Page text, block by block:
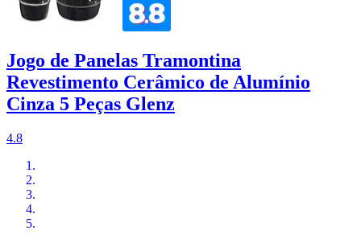
Jogo de Panelas Tramontina
Revestimento Cerâmico de Alumínio
Cinza 5 Peças Glenz
4.8